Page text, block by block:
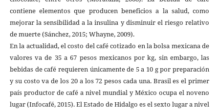
contiene elementos que producen beneficios a la salud, como
mejorar la sensibilidad a la insulina y disminuir el riesgo relativo
de muerte (Sánchez, 2015; Whayne, 2009).
En la actualidad, el costo del café cotizado en la bolsa mexicana de
valores va de 35 a 67 pesos mexicanos por kg, sin embargo, las
bebidas de café requieren únicamente de 5 a 10 g por preparación
y su costo va de los 20 a los 72 pesos cada una. Brasil es el primer
país productor de café a nivel mundial y México ocupa el noveno
lugar (Infocafé, 2015). El Estado de Hidalgo es el sexto lugar a nivel